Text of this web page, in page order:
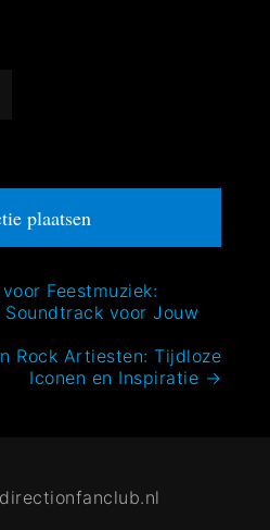
Feestmuziek:
voor Jouw
Rock Artiesten: Tijdloze
Iconen en Inspiratie →